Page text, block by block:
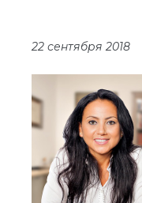
22 сентября 2018